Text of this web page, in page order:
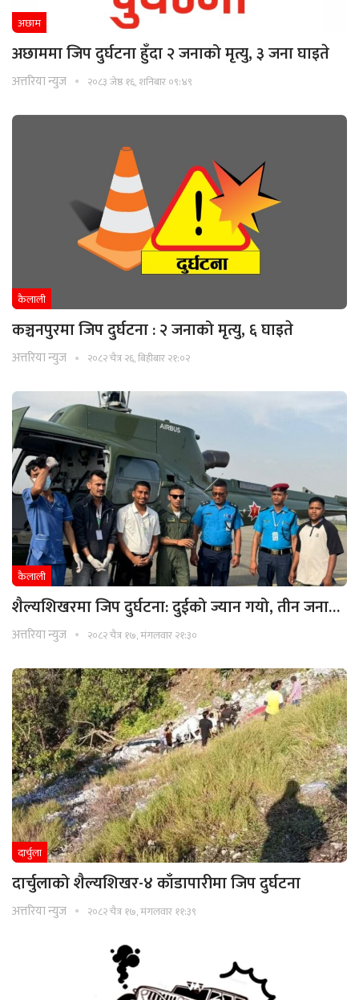
अछाम
अछाममा जिप दुर्घटना हुँदा २ जनाको मृत्यु, ३ जना घाइते
अत्तरिया न्युज २०८३ जेष्ठ १६, शनिबार ०९:४९
कैलाली
कञ्चनपुरमा जिप दुर्घटना : २ जनाको मृत्यु, ६ घाइते
अत्तरिया न्युज २०८२ चैत्र २६, बिहीबार २१:०२
कैलाली
शैल्यशिखरमा जिप दुर्घटना: दुईको ज्यान गयो, तीन जना…
अत्तरिया न्युज २०८२ चैत्र १७, मंगलवार २१:३०
दार्चुला
दार्चुलाको शैल्यशिखर-४ काँडापारीमा जिप दुर्घटना
अत्तरिया न्युज २०८२ चैत्र १७, मंगलवार ११:३९